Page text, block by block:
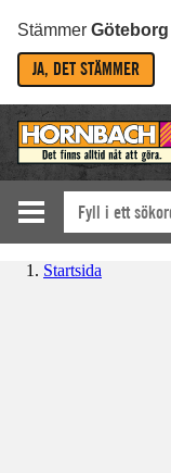
Stämmer Göteborg
JA, DET STÄMMER
Startsida